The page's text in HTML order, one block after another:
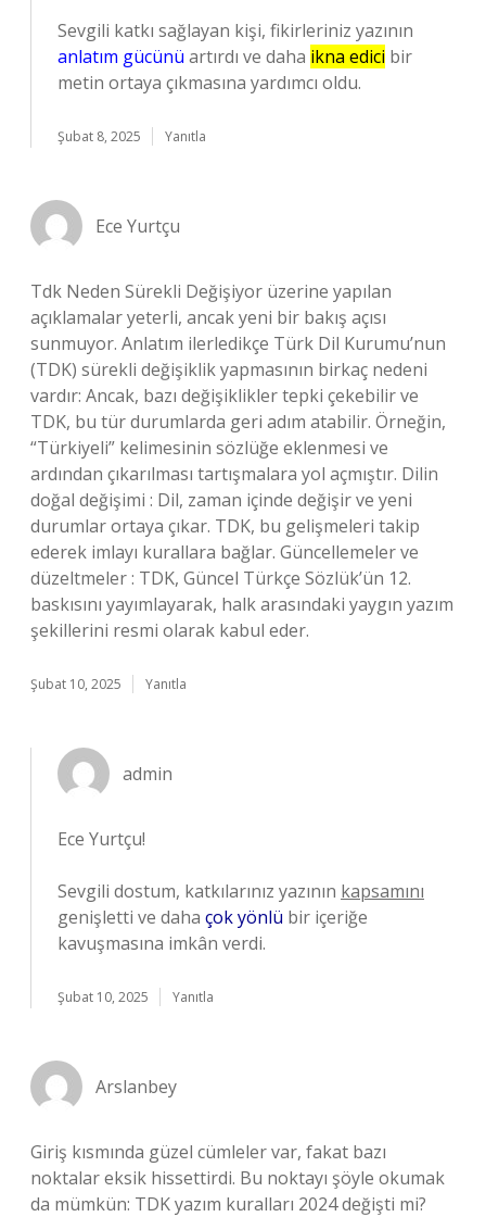
Sevgili katkı sağlayan kişi, fikirleriniz yazının
anlatım gücünü artırdı ve daha ikna edici bir
metin ortaya çıkmasına yardımcı oldu.
Şubat 8, 2025 Yanıtla
Ece Yurtçu
Tdk Neden Sürekli Değişiyor üzerine yapılan
açıklamalar yeterli, ancak yeni bir bakış açısı
sunmuyor. Anlatım ilerledikçe Türk Dil Kurumu’nun
(TDK) sürekli değişiklik yapmasının birkaç nedeni
vardır: Ancak, bazı değişiklikler tepki çekebilir ve
TDK, bu tür durumlarda geri adım atabilir. Örneğin,
“Türkiyeli” kelimesinin sözlüğe eklenmesi ve
ardından çıkarılması tartışmalara yol açmıştır. Dilin
doğal değişimi : Dil, zaman içinde değişir ve yeni
durumlar ortaya çıkar. TDK, bu gelişmeleri takip
ederek imlayı kurallara bağlar. Güncellemeler ve
düzeltmeler : TDK, Güncel Türkçe Sözlük’ün 12.
baskısını yayımlayarak, halk arasındaki yaygın yazım
şekillerini resmi olarak kabul eder.
Şubat 10, 2025 Yanıtla
admin
Ece Yurtçu!
Sevgili dostum, katkılarınız yazının kapsamını
genişletti ve daha çok yönlü bir içeriğe
kavuşmasına imkân verdi.
Şubat 10, 2025 Yanıtla
Arslanbey
Giriş kısmında güzel cümleler var, fakat bazı
noktalar eksik hissettirdi. Bu noktayı şöyle okumak
da mümkün: TDK yazım kuralları 2024 değişti mi?